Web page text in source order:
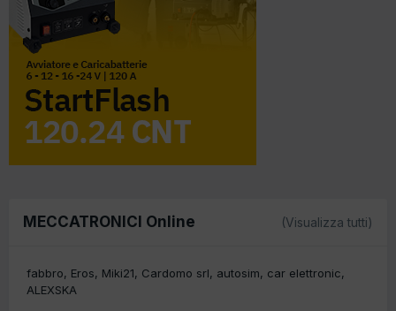
MECCATRONICI Online (Visualizza tutti)
fabbro Eros Miki21 Cardomo srl autosim
car elettronic
ALEXSKA